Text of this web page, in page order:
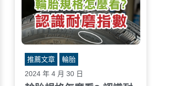
強化耐磨度：電動車的再生制動與
高扭力特性會加速輪胎的磨損，故
需要調整材料、配方去提高耐磨
度。
胎體輕量化：因電動車本身車重較
重，輪胎在設計時需以輕量化方向
設計。
2024 年 4 月 30 日
推薦文章 輪胎